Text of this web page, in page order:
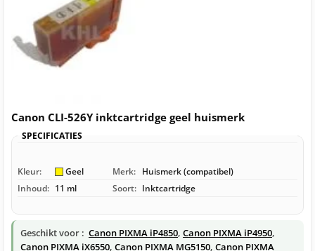
Canon CLI-526Y inktcartridge geel huismerk
SPECIFICATIES
Kleur: Geel Merk: Huismerk (compatibel)
Inhoud: 11 ml Soort: Inktcartridge
Geschikt voor : Canon PIXMA iP4850, Canon PIXMA iP4950,
Canon PIXMA iX6550, Canon PIXMA MG5150, Canon PIXMA